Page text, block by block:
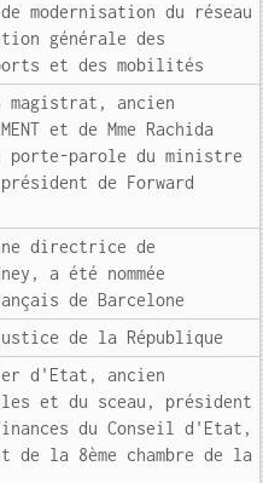
modernisation du réseau
générale des
et des mobilités
magistrat, ancien
et de Mme Rachida
porte-parole du ministre
de Forward
directrice de
a été nommée
de Barcelone
de la République
d'Etat, ancien
et du sceau, président
du Conseil d'Etat,
de la 8ème chambre de la